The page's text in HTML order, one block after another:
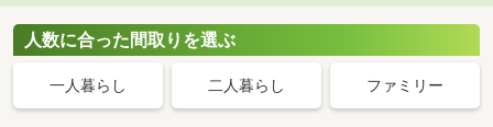
人数に合った間取りを選ぶ
一人暮らし 二人暮らし ファミリー